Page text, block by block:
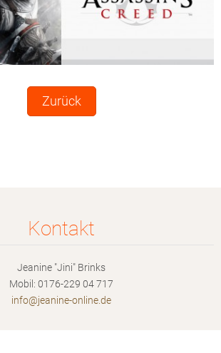
Zurück
Kontakt
Jeanine "Jini" Brinks
Mobil: 0176-229 04 717
info@jeanine-onl ine.de